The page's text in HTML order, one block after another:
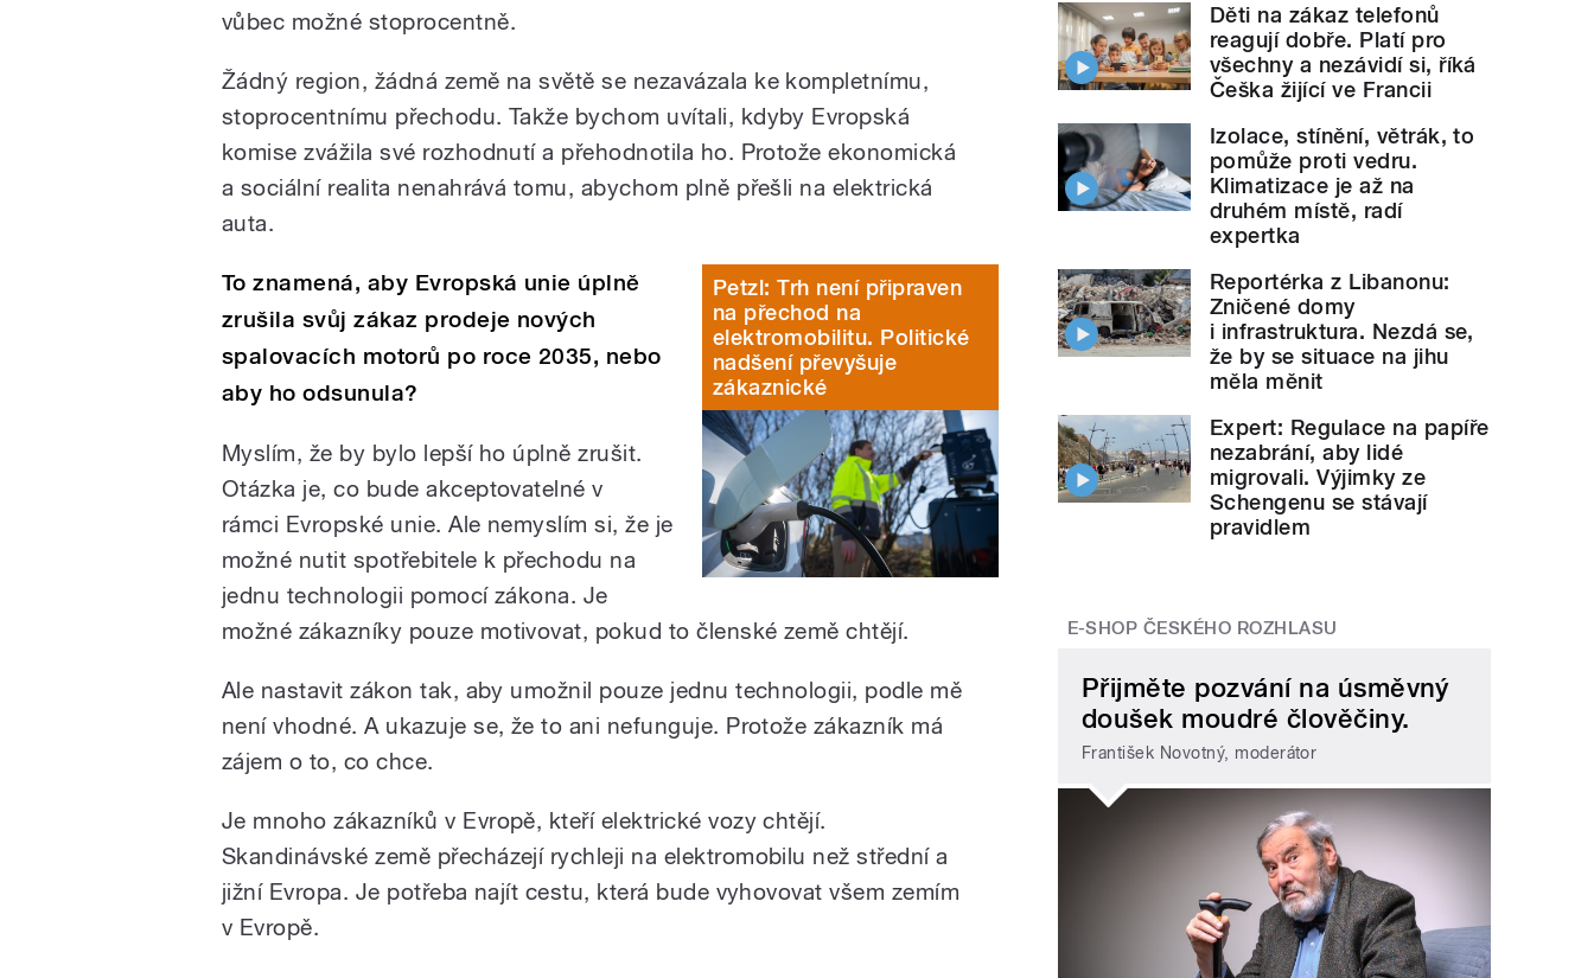
vůbec možné stoprocentně.
Žádný region, žádná země na světě se nezavázala ke kompletnímu,
stoprocentnímu přechodu. Takže bychom uvítali, kdyby Evropská
komise zvážila své rozhodnutí a přehodnotila ho. Protože ekonomická
a sociální realita nenahrává tomu, abychom plně přešli na elektrická
auta.
Petzl: Trh není připraven
na přechod na
elektromobilitu. Politické
nadšení převyšuje
zákaznické
To znamená, aby Evropská unie úplně
zrušila svůj zákaz prodeje nových
spalovacích motorů po roce 2035, nebo
aby ho odsunula?
Myslím, že by bylo lepší ho úplně zrušit.
Otázka je, co bude akceptovatelné v
rámci Evropské unie. Ale nemyslím si, že je
možné nutit spotřebitele k přechodu na
jednu technologii pomocí zákona. Je
možné zákazníky pouze motivovat, pokud to členské země chtějí.
Ale nastavit zákon tak, aby umožnil pouze jednu technologii, podle mě
není vhodné. A ukazuje se, že to ani nefunguje. Protože zákazník má
zájem o to, co chce.
Je mnoho zákazníků v Evropě, kteří elektrické vozy chtějí.
Skandinávské země přecházejí rychleji na elektromobilu než střední a
jižní Evropa. Je potřeba najít cestu, která bude vyhovovat všem zemím
v Evropě.
Děti na zákaz telefonů
reagují dobře. Platí pro
všechny a nezávidí si, říká
Češka žijící ve Francii
Izolace, stínění, větrák, to
pomůže proti vedru.
Klimatizace je až na
druhém místě, radí
expertka
Reportérka z Libanonu:
Zničené domy
i infrastruktura. Nezdá se,
že by se situace na jihu
měla měnit
Expert: Regulace na papíře
nezabrání, aby lidé
migrovali. Výjimky ze
Schengenu se stávají
pravidlem
E-SHOP ČESKÉHO ROZHLASU
Přijměte pozvání na úsměvný
doušek moudré člověčiny.
František Novotný, moderátor